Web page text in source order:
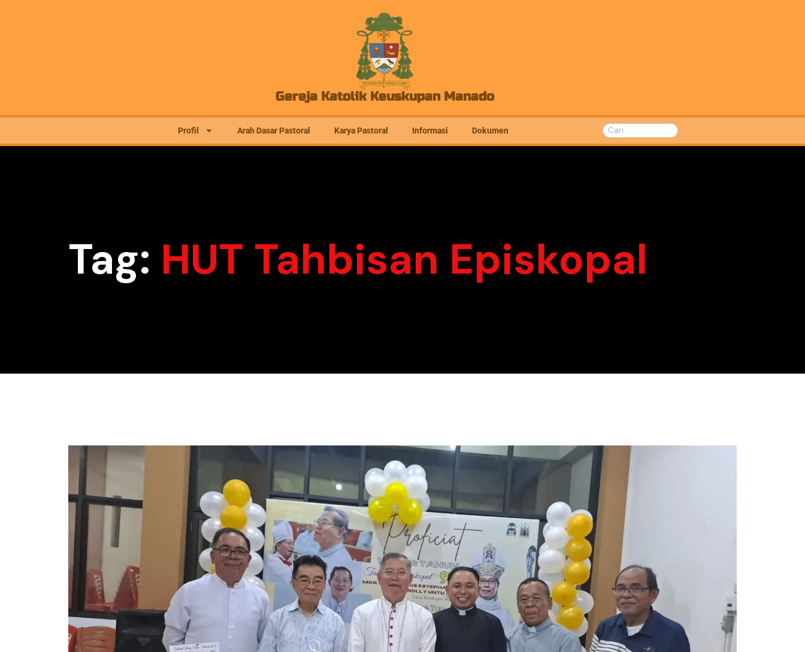
Gereja Katolik Keuskupan Manado
Profil Arah Dasar Pastoral Karya Pastoral Informasi Dokumen
Tag: HUT Tahbisan Episkopal